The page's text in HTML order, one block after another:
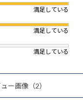
満足している
満足している
満足している
ュー画像 （2）